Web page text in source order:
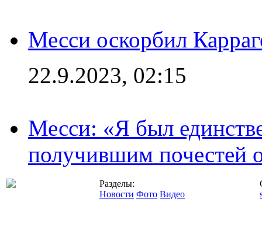
Месси оскорбил
22.9.2023, 02:15
Месси: «Я был
получившим почестей
Разделы:
Новости Фото Видео